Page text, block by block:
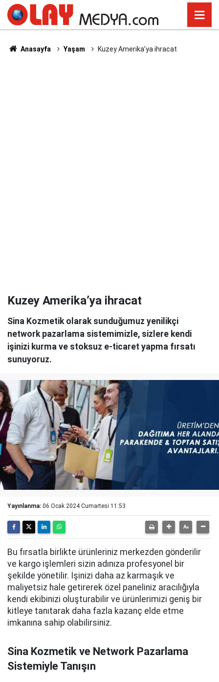
Anasayfa Yaşam Kuzey Amerika’ya ihracat
Kuzey Amerika’ya ihracat
Sina Kozmetik olarak sunduğumuz yenilikçi
network pazarlama sistemimizle, sizlere kendi
işinizi kurma ve stoksuz e-ticaret yapma fırsatı
sunuyoruz.
Yayınlanma: 06 Ocak 2024 Cumartesi 11:53
Bu fırsatla birlikte ürünleriniz merkezden gönderilir
ve kargo işlemleri sizin adınıza profesyonel bir
şekilde yönetilir. İşinizi daha az karmaşık ve
maliyetsiz hale getirerek özel paneliniz aracılığıyla
kendi ekibinizi oluşturabilir ve ürünlerimizi geniş bir
kitleye tanıtarak daha fazla kazanç elde etme
imkanına sahip olabilirsiniz.
Sina Kozmetik ve Network Pazarlama
Sistemiyle Tanışın